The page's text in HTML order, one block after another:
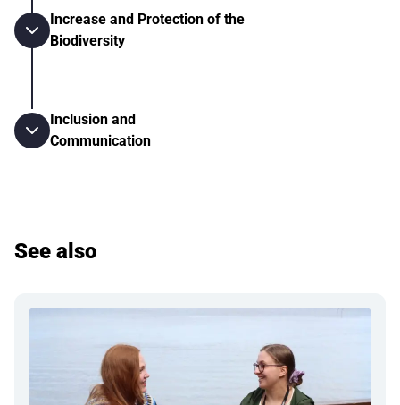
Increase and Protection of the
Biodiversity
Inclusion and
Communication
See also